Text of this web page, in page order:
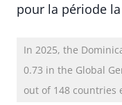
pour la période
In 2025, the
0.73 in the Global
out of 148 countries